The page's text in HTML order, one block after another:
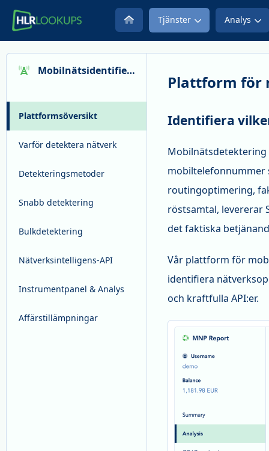
Tjänster Analys
Mobilnätsidentifiering
Plattformsöversikt
Varför detektera nätverk
Detekteringsmetoder
Snabb detektering
Bulkdetektering
Nätverksintelligens-API
Instrumentpanel & Analys
Affärstillämpningar
Plattform för
Identifiera
mobiltelefonnummer
routingoptimering,
röstsamtal, levererar
det faktiska
Vår plattform för
identifiera
och kraftfulla API:er.